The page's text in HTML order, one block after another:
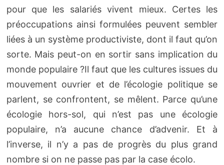
pour que les salariés vivent mieux. Certes les
préoccupations ainsi formulées peuvent sembler
liées à un système productiviste, dont il faut qu’on
sorte. Mais peut-on en sortir sans implication du
monde populaire ?Il faut que les cultures issues du
mouvement ouvrier et de l’écologie politique se
parlent, se confrontent, se mêlent. Parce qu’une
écologie hors-sol, qui n’est pas une écologie
populaire, n’a aucune chance d’advenir. Et à
l’inverse, il n’y a pas de progrès du plus grand
nombre si on ne passe pas par la case écolo.